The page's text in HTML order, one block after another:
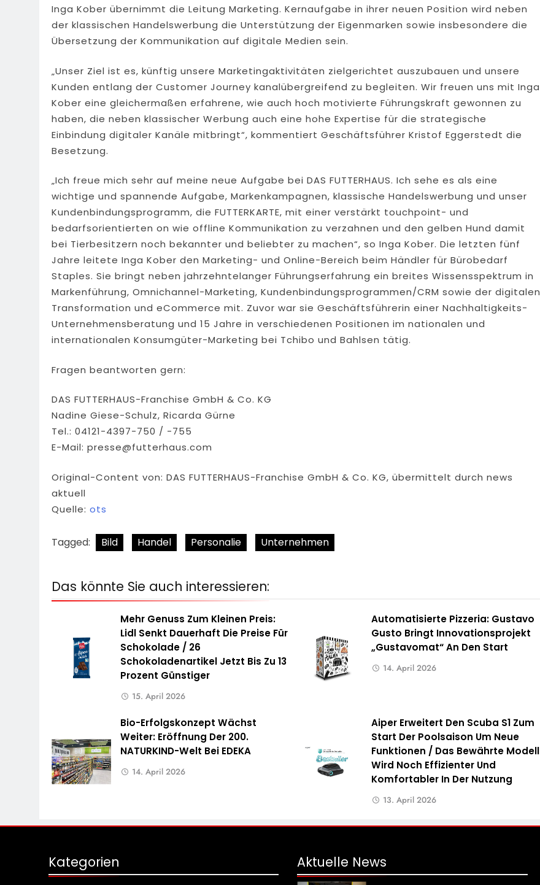
Inga Kober übernimmt die Leitung Marketing. Kernaufgabe in ihrer neuen Position wird neben
der klassischen Handelswerbung die Unterstützung der Eigenmarken sowie insbesondere die
Übersetzung der Kommunikation auf digitale Medien sein.
„Unser Ziel ist es, künftig unsere Marketingaktivitäten zielgerichtet auszubauen und unsere
Kunden entlang der Customer Journey kanalübergreifend zu begleiten. Wir freuen uns mit Inga
Kober eine gleichermaßen erfahrene, wie auch hoch motivierte Führungskraft gewonnen zu
haben, die neben klassischer Werbung auch eine hohe Expertise für die strategische
Einbindung digitaler Kanäle mitbringt“, kommentiert Geschäftsführer Kristof Eggerstedt die
Besetzung.
„Ich freue mich sehr auf meine neue Aufgabe bei DAS FUTTERHAUS. Ich sehe es als eine
wichtige und spannende Aufgabe, Markenkampagnen, klassische Handelswerbung und unser
Kundenbindungsprogramm, die FUTTERKARTE, mit einer verstärkt touchpoint- und
bedarfsorientierten on wie offline Kommunikation zu verzahnen und den gelben Hund damit
bei Tierbesitzern noch bekannter und beliebter zu machen“, so Inga Kober. Die letzten fünf
Jahre leitete Inga Kober den Marketing- und Online-Bereich beim Händler für Bürobedarf
Staples. Sie bringt neben jahrzehntelanger Führungserfahrung ein breites Wissensspektrum in
Markenführung, Omnichannel-Marketing, Kundenbindungsprogrammen/CRM sowie der digitalen
Transformation und eCommerce mit. Zuvor war sie Geschäftsführerin einer Nachhaltigkeits-
Unternehmensberatung und 15 Jahre in verschiedenen Positionen im nationalen und
internationalen Konsumgüter-Marketing bei Tchibo und Bahlsen tätig.
Fragen beantworten gern:
DAS FUTTERHAUS-Franchise GmbH & Co. KG
Nadine Giese-Schulz, Ricarda Gürne
Tel.: 04121-4397-750 / -755
E-Mail: presse@futterhaus.com
Original-Content von: DAS FUTTERHAUS-Franchise GmbH & Co. KG, übermittelt durch news
aktuell
Quelle: ots
Tagged: Bild Handel Personalie Unternehmen
Das könnte Sie auch interessieren:
Mehr Genuss Zum Kleinen Preis:
Lidl Senkt Dauerhaft Die Preise Für
Schokolade / 26
Schokoladenartikel Jetzt Bis Zu 13
Prozent Günstiger
15. April 2026
Automatisierte Pizzeria: Gustavo
Gusto Bringt Innovationsprojekt
„Gustavomat“ An Den Start
14. April 2026
Bio-Erfolgskonzept Wächst
Weiter: Eröffnung Der 200.
NATURKIND-Welt Bei EDEKA
14. April 2026
Aiper Erweitert Den Scuba S1 Zum
Start Der Poolsaison Um Neue
Funktionen / Das Bewährte Modell
Wird Noch Effizienter Und
Komfortabler In Der Nutzung
13. April 2026
Kategorien Aktuelle News